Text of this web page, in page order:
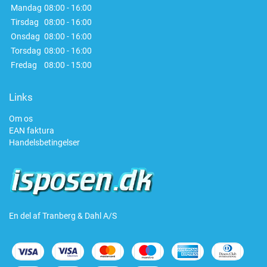
Mandag 08:00 - 16:00
Tirsdag
08:00 - 16:00
Onsdag 08:00 - 16:00
Torsdag 08:00 - 16:00
Fredag
08:00 - 15:00
Links
Om os
EAN faktura
Handelsbetingelser
En del af Tranberg & Dahl A/S